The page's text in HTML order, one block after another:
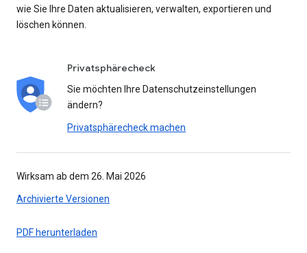
wie Sie Ihre Daten aktualisieren, verwalten, exportieren und
löschen können.
Privatsphärecheck
Sie möchten Ihre Datenschutzeinstellungen
ändern?
Privatsphärecheck machen
Wirksam ab dem 26. Mai 2026
Archivierte Versionen
PDF herunterladen